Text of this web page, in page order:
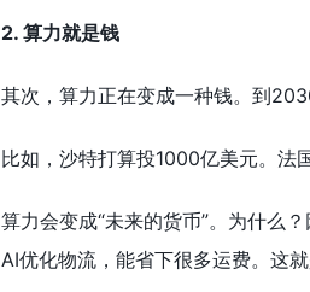
2. 算力就是钱
其次，算力正在变成一种钱。到
比如，沙特打算投1000亿美元。法
算力会变成“未来的货币”。为什么
AI优化物流，能省下很多运费。这